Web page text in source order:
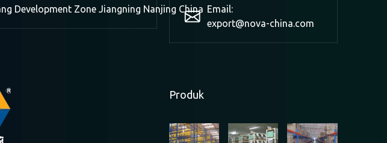
Development Zone Jiangning Nanjing China Email:
export@nova-china.com
Produk